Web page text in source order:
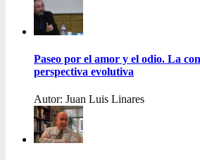
Paseo por el amor y el odio. La
perspectiva evolutiva
Autor: Juan Luis Linares